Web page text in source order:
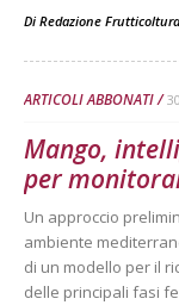
Di Redazione Frutticoltura
ARTICOLI ABBONATI
Mango,
per
Un approccio
ambiente
di un modello per il
delle principali fasi